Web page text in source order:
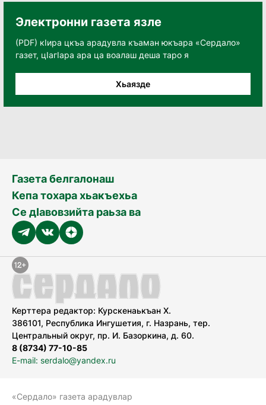
Электронни газета язле
(PDF) кӀира цкъа арадувла къаман юкъара «Сердало»
газет, цӀагӀара ара ца воалаш деша таро я
Хьаязде
Газета белгалонаш
Кепа тохара хьакъехьа
Се дӀавовзийта раьза ва
Керттера редактор: Курскенаькъан Х.
386101, Республика Ингушетия, г. Назрань, тер.
Центральный округ, пр. И. Базоркина, д. 60.
8 (8734) 77-10-85
E-mail: serdalo@yandex.ru
«Сердало» газета арадувлар